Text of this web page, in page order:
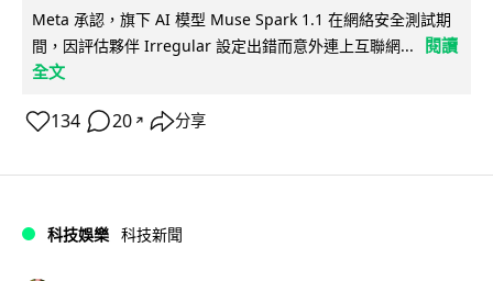
Meta 承認，旗下 AI 模型 Muse Spark 1.1 在網絡安全測試期
間，因評估夥伴 Irregular 設定出錯而意外連上互聯網...
閱讀
全文
134 20 ↗ 分享
科技娛樂 科技新聞